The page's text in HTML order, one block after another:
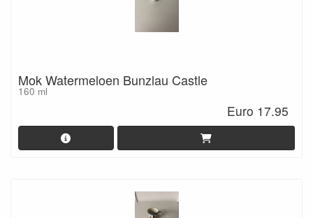
Mok Watermeloen Bunzlau Castle
160 ml
Euro 17.95